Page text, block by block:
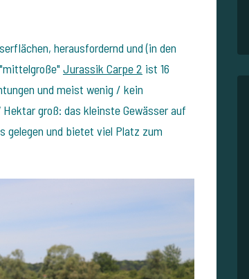
herausfordernd und (in den
Jurassik Carpe 2 ist 16
und meist wenig / kein
Hektar groß: das kleinste Gewässer auf
gelegen und bietet viel Platz zum